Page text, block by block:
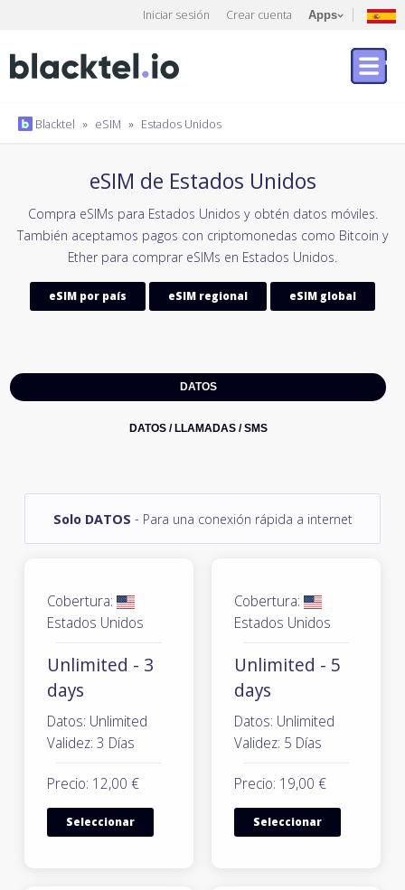
Iniciar sesión Crear cuenta Apps
Blacktel » eSIM » Estados Unidos
eSIM de Estados Unidos
Compra eSIMs para Estados Unidos y obtén datos móviles.
También aceptamos pagos con criptomonedas como Bitcoin y
Ether para comprar eSIMs en Estados Unidos.
eSIM por país eSIM regional eSIM global
DATOS
DATOS / LLAMADAS / SMS
Solo DATOS - Para una conexión rápida a internet
Cobertura:
Estados Unidos
Unlimited - 3
days
Datos: Unlimited
Validez: 3 Días
Precio: 12,00 €
Seleccionar
Cobertura:
Estados Unidos
Unlimited - 5
days
Datos: Unlimited
Validez: 5 Días
Precio: 19,00 €
Seleccionar